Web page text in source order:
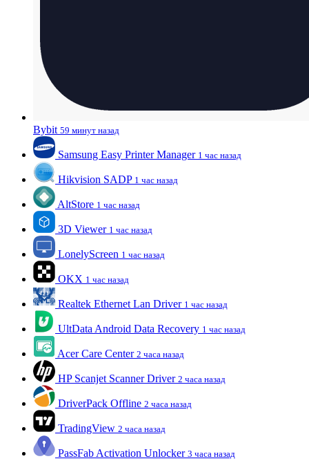
Bybit 59 минут назад
Samsung Easy Printer Manager 1 час назад
Hikvision SADP 1 час назад
AltStore 1 час назад
3D Viewer 1 час назад
LonelyScreen 1 час назад
OKX 1 час назад
Realtek Ethernet Lan Driver 1 час назад
UltData Android Data Recovery 1 час назад
Acer Care Center 2 часа назад
HP Scanjet Scanner Driver 2 часа назад
DriverPack Offline 2 часа назад
TradingView 2 часа назад
PassFab Activation Unlocker 3 часа назад